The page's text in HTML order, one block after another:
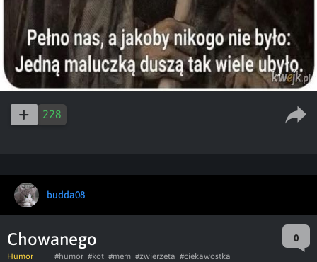
228
budda08
Chowanego 0
Humor #humor #kot #mem #zwierzeta #ciekawostka